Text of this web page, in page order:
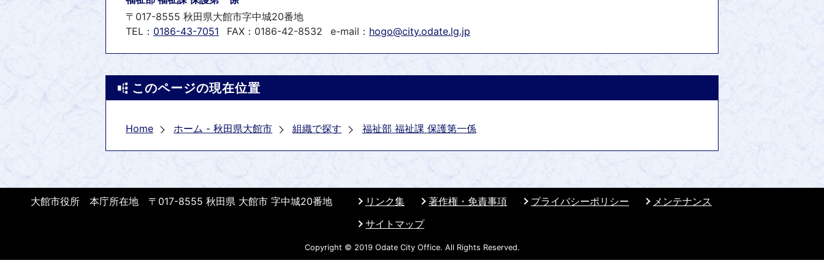
〒017-8555 秋田県大館市字中城20番地
TEL： 0186-43-7051 FAX：0186-42-8532 e-mail： hogo@city.odate.lg.jp
このページの現在位置
Home ホーム - 秋田県大館市 組織で探す 福祉部 福祉課 保護第一係
リンク集 著作権・免責事項 プライバシーポリシー
メンテナンス
サイトマップ
大館市役所 本庁所在地 〒017-8555 秋田県 大館市 字中城20番地
Copyright © 2019 Odate City Office. All Rights Reserved.